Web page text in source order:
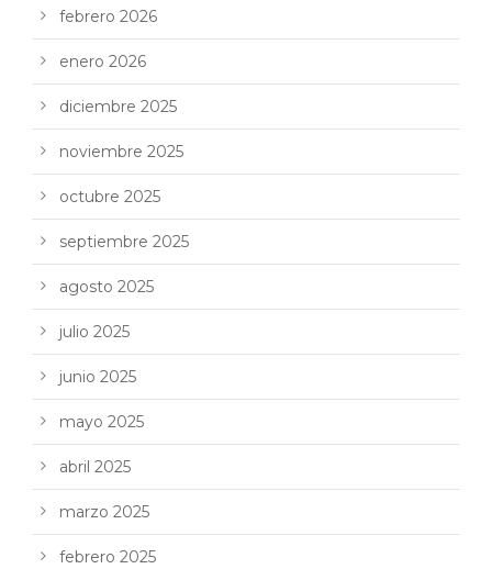
febrero 2026
enero 2026
diciembre 2025
noviembre 2025
octubre 2025
septiembre 2025
agosto 2025
julio 2025
junio 2025
mayo 2025
abril 2025
marzo 2025
febrero 2025